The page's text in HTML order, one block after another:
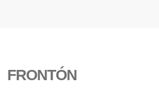
FRONTÓN